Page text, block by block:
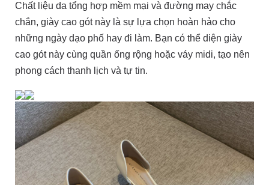
Chất liệu da tổng hợp mềm mại và đường may chắc
chắn, giày cao gót này là sự lựa chọn hoàn hảo cho
những ngày dạo phố hay đi làm. Bạn có thể diện giày
cao gót này cùng quần ống rộng hoặc váy midi, tạo nên
phong cách thanh lịch và tự tin.